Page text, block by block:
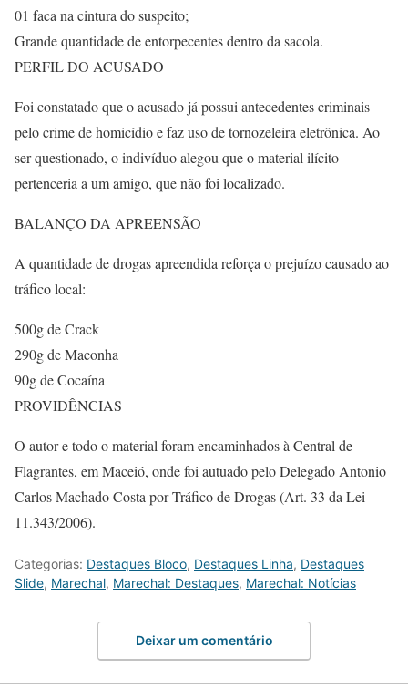
01 faca na cintura do suspeito;
Grande quantidade de entorpecentes dentro da sacola.
PERFIL DO ACUSADO
Foi constatado que o acusado já possui antecedentes criminais
pelo crime de homicídio e faz uso de tornozeleira eletrônica. Ao
ser questionado, o indivíduo alegou que o material ilícito
pertenceria a um amigo, que não foi localizado.
BALANÇO DA APREENSÃO
A quantidade de drogas apreendida reforça o prejuízo causado ao
tráfico local:
500g de Crack
290g de Maconha
90g de Cocaína
PROVIDÊNCIAS
O autor e todo o material foram encaminhados à Central de
Flagrantes, em Maceió, onde foi autuado pelo Delegado Antonio
Carlos Machado Costa por Tráfico de Drogas (Art. 33 da Lei
11.343/2006).
Categorias: Destaques Bloco, Destaques Linha, Destaques
Slide, Marechal, Marechal: Destaques, Marechal: Notícias
Deixar um comentário